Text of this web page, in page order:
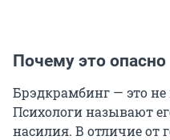
Почему это опасно
Брэдкрамбинг — это
Психологи называют
насилия. В отличие от